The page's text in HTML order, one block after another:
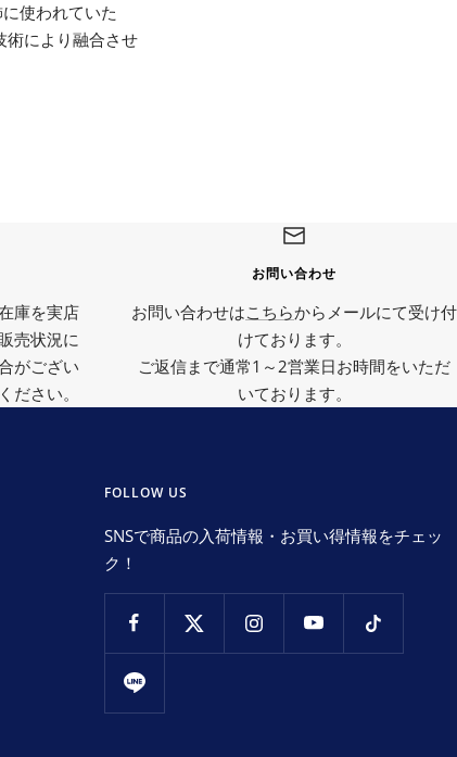
使われていた
術により融合させ
庫を実店
売状況に
がござい
ださい。
お問い合わせ
お問い合わせはこちらからメールにて受け付
けております。
ご返信まで通常1～2営業日お時間をいただ
いております。
FOLLOW US
SNSで商品の入荷情報・お買い得情報をチェッ
ク！